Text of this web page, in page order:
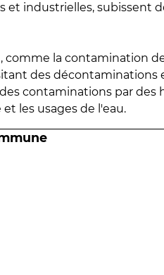
et industrielles, subissent
comme la contamination
des décontaminations
contaminations par des
les usages de l'eau.